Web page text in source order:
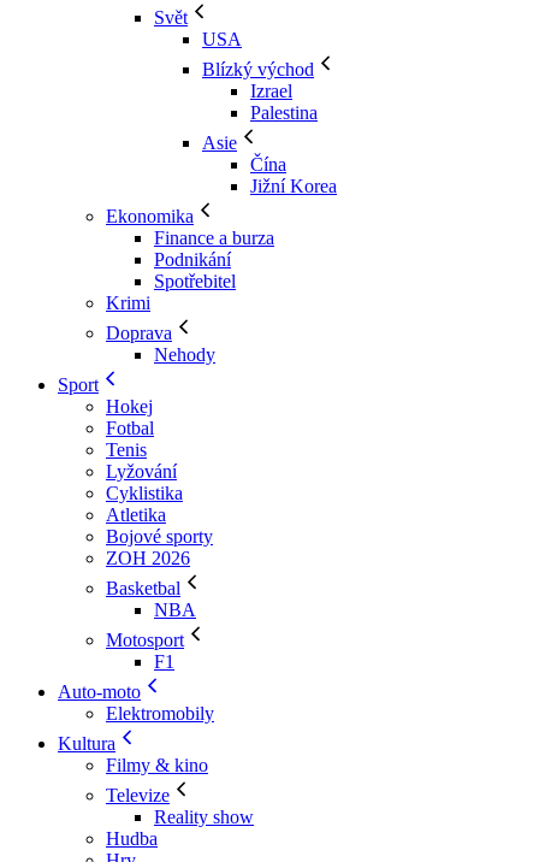
Svět
USA
Blízký východ
Izrael
Palestina
Asie
Čína
Jižní Korea
Ekonomika
Finance a burza
Podnikání
Spotřebitel
Krimi
Doprava
Nehody
Sport
Hokej
Fotbal
Tenis
Lyžování
Cyklistika
Atletika
Bojové sporty
ZOH 2026
Basketbal
NBA
Motosport
F1
Auto-moto
Elektromobily
Kultura
Filmy & kino
Televize
Reality show
Hudba